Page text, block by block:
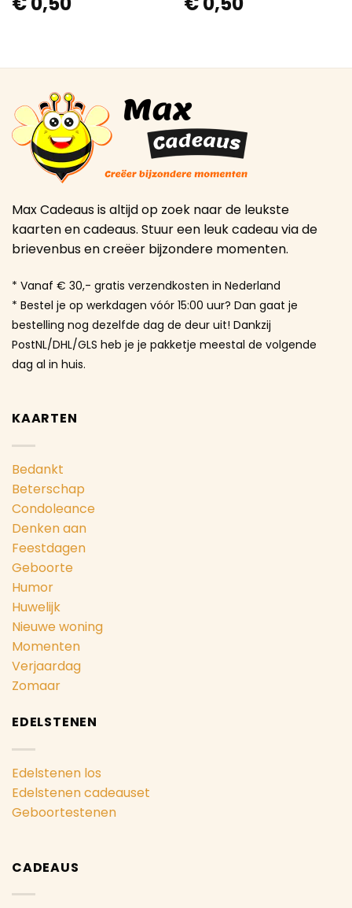
Max Cadeaus is altijd op zoek naar de leukste
kaarten en cadeaus. Stuur een leuk cadeau via de
brievenbus en creëer bijzondere momenten.
* Vanaf € 30,- gratis verzendkosten in Nederland
* Bestel je op werkdagen vóór 15:00 uur? Dan gaat je
bestelling nog dezelfde dag de deur uit! Dankzij
PostNL/DHL/GLS heb je je pakketje meestal de volgende
dag al in huis.
KAARTEN
Bedankt
Beterschap
Condoleance
Denken aan
Feestdagen
Geboorte
Humor
Huwelijk
Nieuwe woning
Momenten
Verjaardag
Zomaar
EDELSTENEN
Edelstenen los
Edelstenen cadeauset
Geboortestenen
CADEAUS